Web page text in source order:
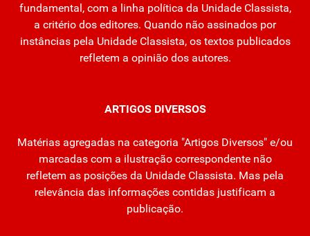
fundamental, com a linha política da Unidade Classista,
a critério dos editores. Quando não assinados por
instâncias pela Unidade Classista, os textos publicados
refletem a opinião dos autores.
ARTIGOS DIVERSOS
Matérias agregadas na categoria "Artigos Diversos" e/ou
marcadas com a ilustração correspondente não
refletem as posições da Unidade Classista. Mas pela
relevância das informações contidas justificam a
publicação.